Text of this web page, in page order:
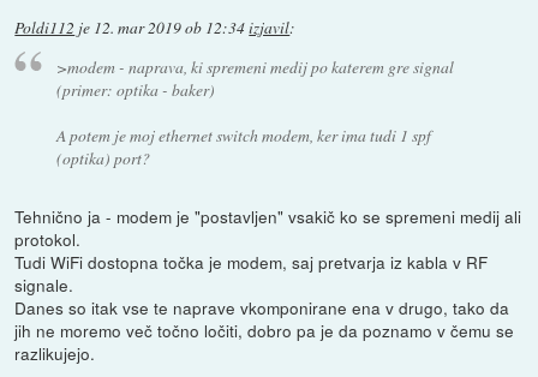
Poldi112 je 12. mar 2019 ob 12:34izjavil:
>modem - naprava, ki spremeni medij po katerem gre signal
(primer: optika - baker)
A potem je moj ethernet switch modem, ker ima tudi 1 spf
(optika) port?
Tehnično ja - modem je "postavljen" vsakič ko se spremeni medij ali
protokol.
Tudi WiFi dostopna točka je modem, saj pretvarja iz kabla v RF
signale.
Danes so itak vse te naprave vkomponirane ena v drugo, tako da
jih ne moremo več točno ločiti, dobro pa je da poznamo v čemu se
razlikujejo.